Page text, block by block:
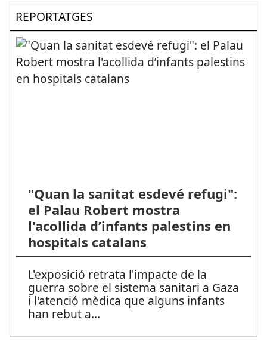
REPORTATGES
"Quan la sanitat esdevé refugi":
el Palau Robert mostra
l'acollida d’infants palestins en
hospitals catalans
L'exposició retrata l'impacte de la
guerra sobre el sistema sanitari a Gaza
i l'atenció mèdica que alguns infants
han rebut a...